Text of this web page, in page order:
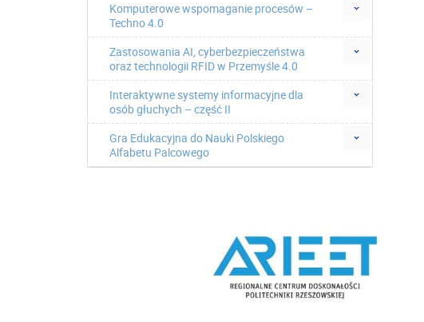
Komputerowe wspomaganie procesów –
Techno 4.0
Zastosowania AI, cyberbezpieczeństwa
oraz technologii RFID w Przemyśle 4.0
Interaktywne systemy informacyjne dla
osób głuchych – część II
Gra Edukacyjna do Nauki Polskiego
Alfabetu Palcowego